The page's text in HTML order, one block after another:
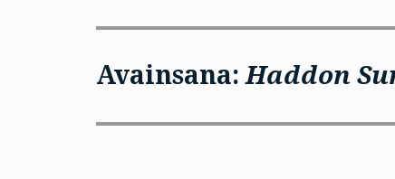
Avainsana:Haddon